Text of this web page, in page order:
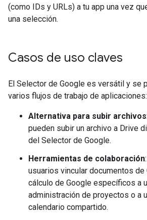
(como IDs y URLs) a tu app una vez
una selección.
Casos de uso claves
El Selector de Google es versátil y se
varios flujos de trabajo de aplicaciones:
Alternativa para subir archivos
pueden subir un archivo a Drive
del Selector de Google.
Herramientas de colaboración
usuarios vincular documentos
cálculo de Google específicos a
administración de proyectos o a
calendario compartido.